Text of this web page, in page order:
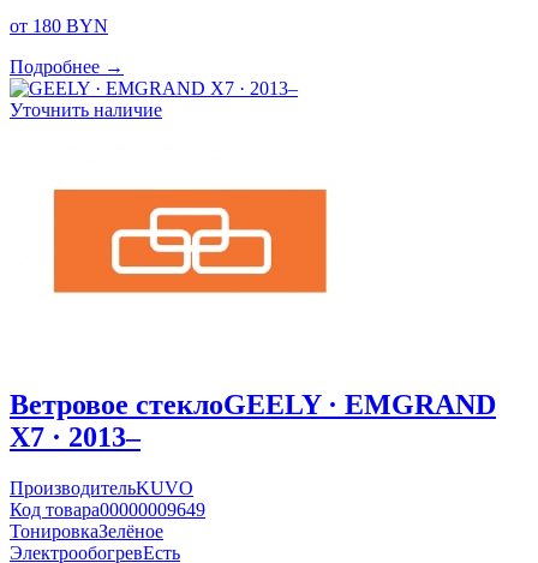
от 180 BYN
Подробнее →
Уточнить наличие
Ветровое стеклоGEELY · EMGRAND
X7 · 2013–
ПроизводительKUVO
Код товара00000009649
ТонировкаЗелёное
ЭлектрообогревЕсть